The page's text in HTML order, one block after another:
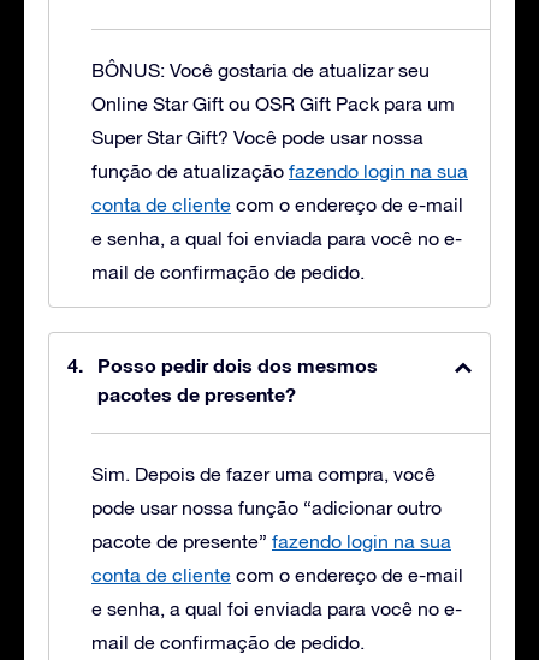
BÔNUS: Você gostaria de atualizar seu
Online Star Gift ou OSR Gift Pack para um
Super Star Gift? Você pode usar nossa
função de atualização fazendo login na sua
conta de cliente com o endereço de e-mail
e senha, a qual foi enviada para você no e-
mail de confirmação de pedido.
Posso pedir dois dos mesmos
pacotes de presente?
Sim. Depois de fazer uma compra, você
pode usar nossa função “adicionar outro
pacote de presente” fazendo login na sua
conta de cliente com o endereço de e-mail
e senha, a qual foi enviada para você no e-
mail de confirmação de pedido.